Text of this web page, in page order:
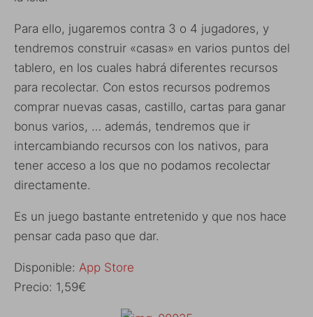
Para ello, jugaremos contra 3 o 4 jugadores, y
tendremos construir «casas» en varios puntos del
tablero, en los cuales habrá diferentes recursos
para recolectar. Con estos recursos podremos
comprar nuevas casas, castillo, cartas para ganar
bonus varios, … además, tendremos que ir
intercambiando recursos con los nativos, para
tener acceso a los que no podamos recolectar
directamente.
Es un juego bastante entretenido y que nos hace
pensar cada paso que dar.
Disponible: App Store
Precio: 1,59€